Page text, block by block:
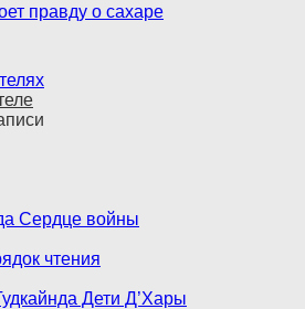
правду о сахаре
Сердце войны
чтения
Дети Д’Хары